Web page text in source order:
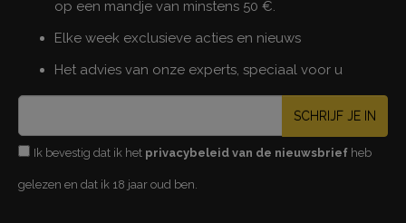
op een mandje van minstens 50 €.
Elke week exclusieve acties en nieuws
Het advies van onze experts, speciaal voor u
SCHRIJF JE IN
Ik bevestig dat ik het privacybeleid van de nieuwsbrief heb
gelezen en dat ik 18 jaar oud ben.